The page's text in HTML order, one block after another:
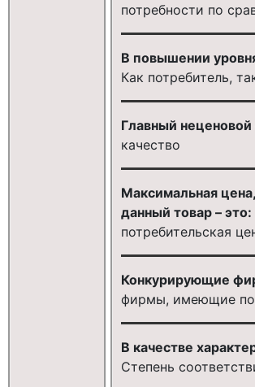
потребности по
В повышении
Как потребитель,
Главный
качество
Максимальная
данный товар – это:
потребительская
Конкурирующие
фирмы, имеющие
В качестве
Cтепень